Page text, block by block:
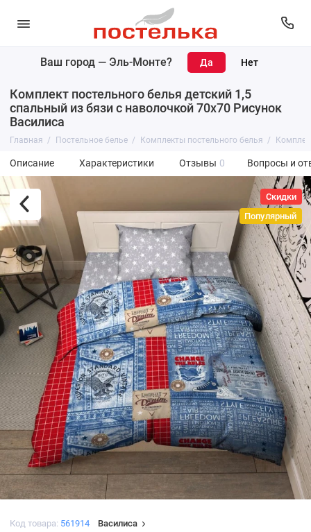
Ваш город — Эль-Монте?
Комплект постельного белья детский 1,5
спальный из бязи с наволочкой 70х70 Рисунок
Василиса
Главная Постельное белье Комплекты постельного белья
Описание Характеристики Отзывы 0 Вопросы и
Скидки
Популярный
Код товара: 561914 Василиса